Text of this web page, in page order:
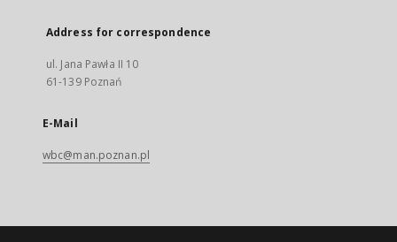
Address for correspondence
ul. Jana Pawła II 10
61-139 Poznań
E-Mail
wbc@man.poznan.pl